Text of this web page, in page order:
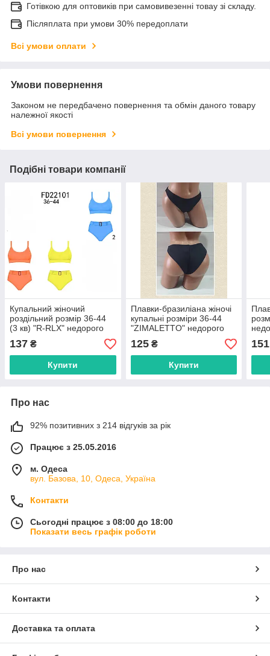
Готівкою для оптовиків при самовивезенні товау зі складу.
Післяплата при умови 30% передоплати
Всі умови оплати
Умови повернення
Законом не передбачено повернення та обмін даного товару
належної якості
Всі умови повернення
Подібні товари компанії
Купальний жіночий
роздільний розмір 36-44
(3 кв) "R-RLX" недорого
від прямого
постачальника
137 ₴
Купити
Плавки-бразиліана жіночі
купальні розміри 36-44
"ZIMALETTO" недорого
від прямого
постачальника
125₴
Купити
151
Про нас
92% позитивних з 214 відгуків за рік
Працює з 25.05.2016
м. Одеса
вул. Базова, 10, Одеса, Україна
Контакти
Сьогодні працює з 08:00 до 18:00
Показати весь графік роботи
Про нас
Контакти
Доставка та оплата